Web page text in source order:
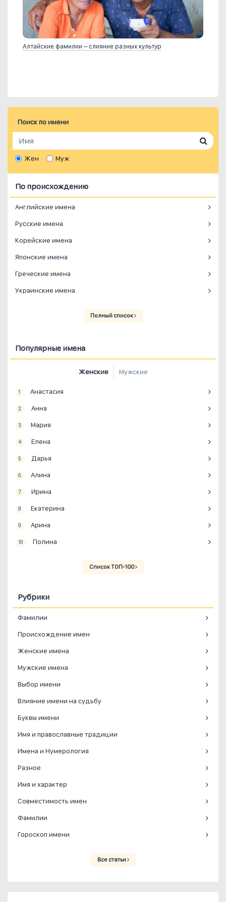
Алтайские фамилии – слияние разных культур
Поиск по имени
Жен Муж
По происхождению
Английские имена
Русские имена
Корейские имена
Японские имена
Греческие имена
Украинские имена
Полный список
Популярные имена
Женские Мужские
1 Анастасия
2 Анна
3 Мария
4 Елена
5 Дарья
6 Алина
7 Ирина
8 Екатерина
9 Арина
10 Полина
Список ТОП-100
Рубрики
Фамилии
Происхождение имен
Женские имена
Мужские имена
Выбор имени
Влияние имени на судьбу
Буквы имени
Имя и православные традиции
Имена и Нумерология
Разное
Имя и характер
Совместимость имен
Фамилии
Гороскоп имени
Все статьи